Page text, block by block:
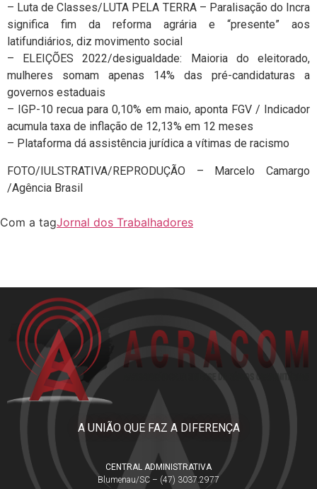
– Luta de Classes/LUTA PELA TERRA – Paralisação do Incra
significa fim da reforma agrária e “presente” aos
latifundiários, diz movimento social
– ELEIÇÕES 2022/desigualdade: Maioria do eleitorado,
mulheres somam apenas 14% das pré-candidaturas a
governos estaduais
– IGP-10 recua para 0,10% em maio, aponta FGV / Indicador
acumula taxa de inflação de 12,13% em 12 meses
– Plataforma dá assistência jurídica a vítimas de racismo
FOTO/IULSTRATIVA/REPRODUÇÃO – Marcelo Camargo
/Agência Brasil
Com a tagJornal dos Trabalhadores
A UNIÃO QUE FAZ A DIFERENÇA
CENTRAL ADMINISTRATIVA
Blumenau/SC – (47) 3037.2977